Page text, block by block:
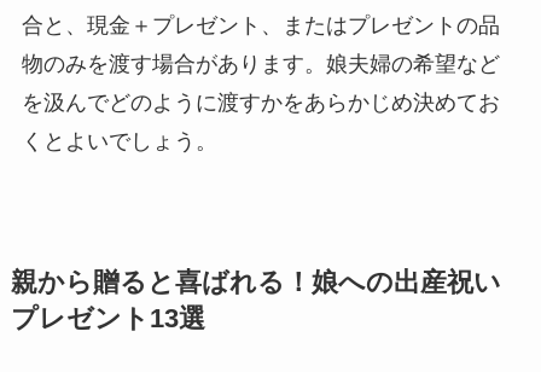
合と、現金＋プレゼント、またはプレゼントの品
物のみを渡す場合があります。娘夫婦の希望など
を汲んでどのように渡すかをあらかじめ決めてお
くとよいでしょう。
親から贈ると喜ばれる！娘への出産祝い
プレゼント13選